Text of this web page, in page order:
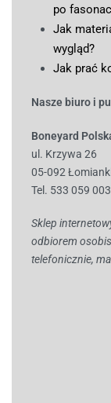
po
Jak
wygląd?
Jak prać
Nasze biuro i
Boneyard
ul. Krzywa 26
05-092
Tel. 533 059 003
Sklep
odbiorem
telefonicznie,